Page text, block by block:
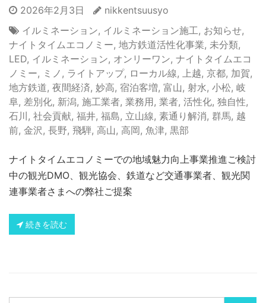
2026年2月3日
nikkentsuusyo
イルミネーション, イルミネーション施工, お知らせ,
ナイトタイムエコノミー, 地方鉄道活性化事業, 未分類,
LED, イルミネーション, オンリーワン, ナイトタイムエコ
ノミー, ミノ , ライトアップ, ローカル線, 上越, 京都, 加賀,
地方鉄道, 夜間経済, 妙高, 宿泊客増, 富山, 射水, 小松, 岐
阜, 差別化, 新潟, 施工業者, 業務用, 業者, 活性化, 独自性,
石川 , 社会貢献, 福井, 福島, 立山線, 素通り解消, 群馬, 越
前, 金沢, 長野, 飛騨, 高山, 高岡, 魚津, 黒部
ナイトタイムエコノミーでの地域魅力向上事業推進ご検討
中の観光DMO、観光協会、鉄道など交通事業者、観光関
連事業者さまへの弊社ご提案
続きを読む